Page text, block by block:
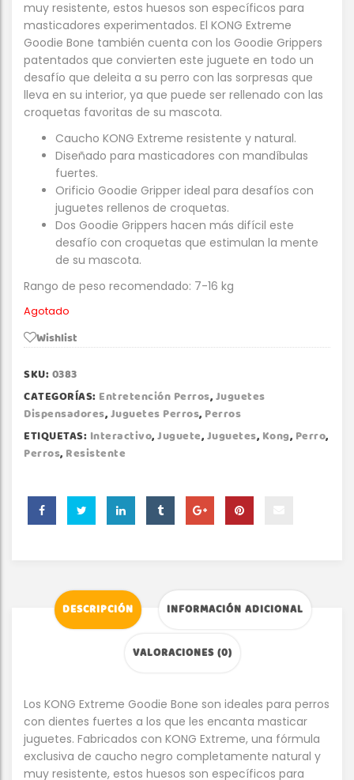
muy resistente, estos huesos son específicos para
masticadores experimentados. El KONG Extreme
Goodie Bone también cuenta con los Goodie Grippers
patentados que convierten este juguete en todo un
desafío que deleita a su perro con las sorpresas que
lleva en su interior, ya que puede ser rellenado con las
croquetas favoritas de su mascota.
Caucho KONG Extreme resistente y natural.
Diseñado para masticadores con mandíbulas
fuertes.
Orificio Goodie Gripper ideal para desafíos con
juguetes rellenos de croquetas.
Dos Goodie Grippers hacen más difícil este
desafío con croquetas que estimulan la mente
de su mascota.
Rango de peso recomendado: 7-16 kg
Agotado
Wishlist
SKU: 0383
CATEGORÍAS: Entretención Perros,Juguetes
Dispensadores,Juguetes Perros, Perros
ETIQUETAS: Interactivo,Juguete,Juguetes, Kong, Perro,
Perros, Resistente
DESCRIPCIÓN INFORMACIÓN ADICIONAL
VALORACIONES (0)
Los KONG Extreme Goodie Bone son ideales para perros
con dientes fuertes a los que les encanta masticar
juguetes. Fabricados con KONG Extreme, una fórmula
exclusiva de caucho negro completamente natural y
muy resistente, estos huesos son específicos para